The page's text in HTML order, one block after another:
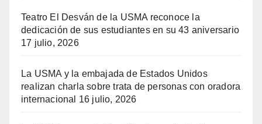
Teatro El Desván de la USMA reconoce la
dedicación de sus estudiantes en su 43 aniversario
17 julio, 2026
La USMA y la embajada de Estados Unidos
realizan charla sobre trata de personas con oradora
internacional 16 julio, 2026